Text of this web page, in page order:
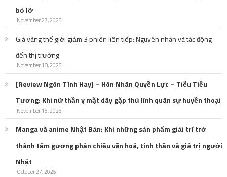
bỏ lỡ
November 27, 2025
Giá vàng thế giới giảm 3 phiên liên tiếp: Nguyên nhân và tác động
đến thị trường
November 18, 2025
[Review Ngôn Tình Hay] – Hôn Nhân Quyền Lực – Tiễu Tiễu
Tương: Khi nữ thần y mặt dày gặp thủ lĩnh quân sự huyền thoại
November 16, 2025
Manga và anime Nhật Bản: Khi những sản phẩm giải trí trở
thành tấm gương phản chiếu văn hoá, tinh thần và giá trị người
Nhật
October 27, 2025